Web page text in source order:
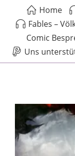
Home
Fables –
Comic
Uns